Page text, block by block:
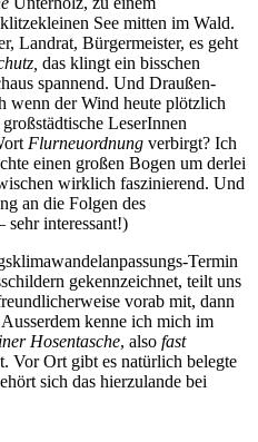
See mitten im Wald.
Landrat, Bürgermeister, es geht
das klingt ein bisschen
spannend. Und Draußen-
wenn der Wind heute plötzlich
LeserInnen
Flurneuordnung verbirgt? Ich
einen großen Bogen um derlei
wirklich faszinierend. Und
an die Folgen des
interessant!)
Termin
gekennzeichnet, teilt uns
vorab mit, dann
kenne ich mich im
Hosentasche, also fast
Vor Ort gibt es natürlich belegte
sich das hierzulande bei